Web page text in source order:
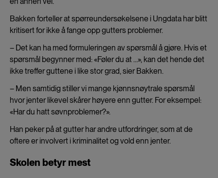
Bakken forteller at spørreundersøkelsene i Ungdata har blitt
kritisert for ikke å fange opp gutters problemer.
– Det kan ha med formuleringen av spørsmål å gjøre. Hvis et
spørsmål begynner med: «Føler du at …», kan det hende det
ikke treffer guttene i like stor grad, sier Bakken.
– Men samtidig stiller vi mange kjønnsnøytrale spørsmål
hvor jenter likevel skårer høyere enn gutter. For eksempel:
«Har du hatt søvnproblemer?».
Han peker på at gutter har andre utfordringer, som at de
oftere er involvert i kriminalitet og vold enn jenter.
Skolen betyr mest